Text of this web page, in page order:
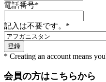
電話番号*
記入は不要です。 *
* Creating an account means
会員の方はこちらから